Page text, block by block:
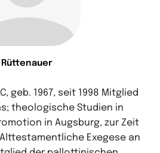
geb. 1967, seit 1998 Mitglied
theologische Studien in
in Augsburg, zur Zeit
Exegese an